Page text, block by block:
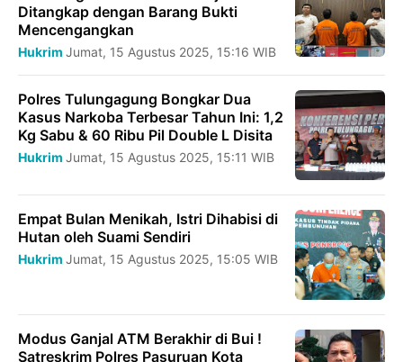
Ditangkap dengan Barang Bukti
Mencengangkan
Hukrim Jumat, 15 Agustus 2025, 15:16 WIB
Polres Tulungagung Bongkar Dua
Kasus Narkoba Terbesar Tahun Ini: 1,2
Kg Sabu & 60 Ribu Pil Double L Disita
Hukrim Jumat, 15 Agustus 2025, 15:11 WIB
Empat Bulan Menikah, Istri Dihabisi di
Hutan oleh Suami Sendiri
Hukrim Jumat, 15 Agustus 2025, 15:05 WIB
Modus Ganjal ATM Berakhir di Bui !
Satreskrim Polres Pasuruan Kota